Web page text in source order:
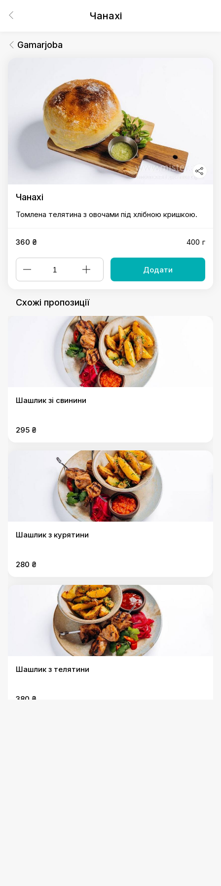
Чанахі
Gamarjoba
Чанахі
Томлена телятина з овочами під хлібною кришкою.
360 ₴ 400 г
Додати
Схожі пропозиції
Шашлик зі свинини
295 ₴
Шашлик з курятини
280 ₴
Шашлик з телятини
380 ₴